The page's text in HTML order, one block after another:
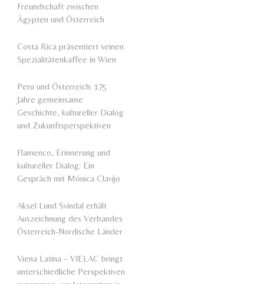
Freundschaft zwischen
Ägypten und Österreich
Costa Rica präsentiert seinen
Spezialitätenkaffee in Wien
Peru und Österreich: 175
Jahre gemeinsame
Geschichte, kultureller Dialog
und Zukunftsperspektiven
Flamenco, Erinnerung und
kultureller Dialog: Ein
Gespräch mit Mónica Clavijo
Aksel Lund Svindal erhält
Auszeichnung des Verbandes
Österreich-Nordische Länder
Viena Latina – VIELAC bringt
unterschiedliche Perspektiven